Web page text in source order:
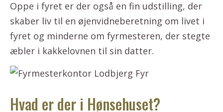
Oppe i fyret er der også en fin udstilling, der
skaber liv til en øjenvidneberetning om livet i
fyret og minderne om fyrmesteren, der stegte
æbler i kakkelovnen til sin datter.
Hvad er der i Hønsehuset?